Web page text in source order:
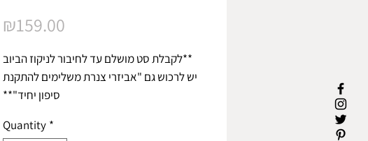
₪159.00
**לקבלת סט מושלם עד לחיבור לניקוז הביוב
יש לרכוש גם "אביזרי צנרת משלימים להתקנת
סיפון יחיד"**
אשר מצוייה במרבית בתי האב בישראל
Quantity *